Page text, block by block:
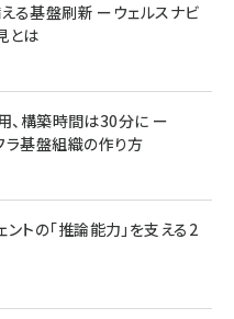
る基盤刷新 ーウェルスナビ
とは
、構築時間は30分に ー
ラ基盤組織の作り方
トの「推論能力」を支える2